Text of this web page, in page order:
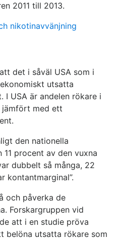
2011 till 2013.
nikotinavvänjning
det i såväl USA som i
utsatta
I USA är andelen rökare i
med ett
den nationella
procent av den vuxna
dubbelt så många, 22
kontantmarginal”.
och påverka de
Forskargruppen vid
att i en studie pröva
belöna utsatta rökare som